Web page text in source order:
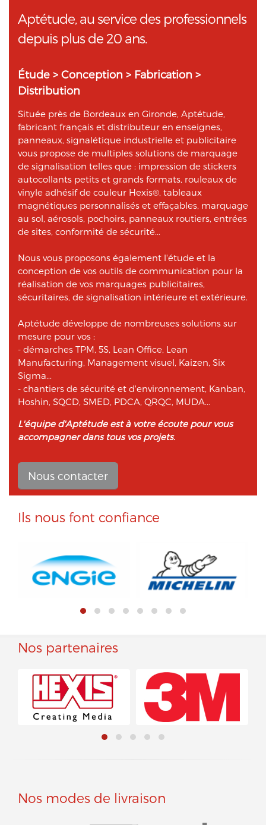
Aptétude, au service des professionnels
depuis plus de 20 ans.
Étude > Conception > Fabrication >
Distribution
Située près de Bordeaux en Gironde, Aptétude,
fabricant français et distributeur en enseignes,
panneaux, signalétique industrielle et publicitaire
vous propose de multiples solutions de marquage
de signalisation telles que : impression de stickers
autocollants petits et grands formats, rouleaux de
vinyle adhésif de couleur Hexis®, tableaux
magnétiques personnalisés et effaçables, marquage
au sol, aérosols, pochoirs, panneaux routiers, entrées
de sites, conformité de sécurité...
Nous vous proposons également l'étude et la
conception de vos outils de communication pour la
réalisation de vos marquages publicitaires,
sécuritaires, de signalisation intérieure et extérieure.
Aptétude développe de nombreuses solutions sur
mesure pour vos :
- démarches TPM, 5S, Lean Office, Lean
Manufacturing, Management visuel, Kaizen, Six
Sigma...
- chantiers de sécurité et d'environnement, Kanban,
Hoshin, SQCD, SMED, PDCA, QRQC, MUDA...
L'équipe d'Aptétude est à votre écoute pour vous
accompagner dans tous vos projets.
Nous contacter
Ils nous font confiance
Nos partenaires
Nos modes de livraison